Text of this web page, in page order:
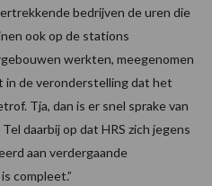
bedrijven de uren die
ook op de stations
werkten, meegenomen
in de veronderstelling dat het
Tja, dan is er snel sprake van
daarbij op dat HRS zich jegens
aan verdergaande
compleet.”